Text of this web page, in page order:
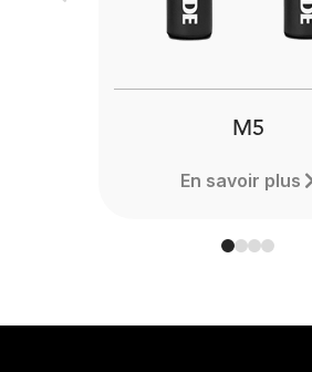
M5
En savoir plus
Previous